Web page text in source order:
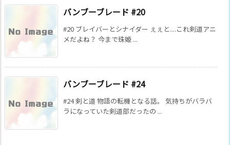
バンブーブレード #20
#20 ブレイバーとシナイダー ぇぇと....これ剣道アニ
メだよね？ 今まで珠姫 ...
バンブーブレード #24
#24 剣と道 物語の転機となる話。 気持ちがバラバ
ラになっていた剣道部だったの ...